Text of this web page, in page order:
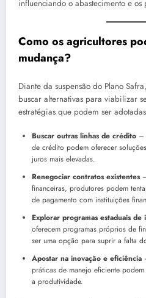
influenciando o abastecimento e os
Como os agricultores
mudança?
Diante da suspensão do Plano
buscar alternativas para viabilizar
estratégias que podem ser
Buscar outras linhas de crédito –
de crédito podem oferecer
juros mais elevadas.
Renegociar contratos existentes–
financeiras, produtores podem
de pagamento com instituições
Explorar programas estaduais de
oferecem programas próprios de
ser uma opção para suprir a falta
Apostar na inovação e eficiência
práticas de manejo eficiente
a produtividade.